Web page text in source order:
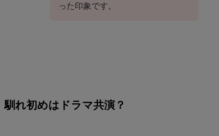
った印象です。
馴れ初めはドラマ共演？